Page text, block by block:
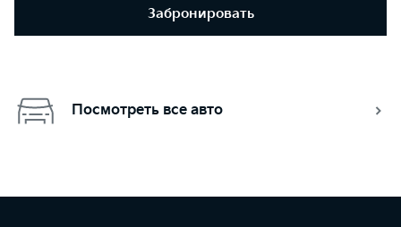
Забронировать
Посмотреть все авто